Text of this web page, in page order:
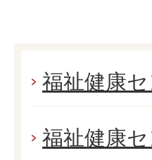
福祉健康
福祉健康